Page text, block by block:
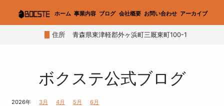
ホーム 事業内容 ブログ 会社概要 お問い合わせ アーカイブ
住所 青森県東津軽郡外ヶ浜町三厩東町100-1
ボクステ公式ブログ
2026年 3月 4月 5月 6月